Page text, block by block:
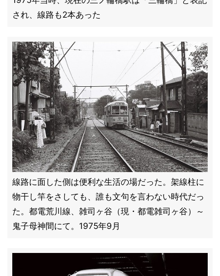
され、線路も2本あった
線路に面した側は便利な生活の場だった。架線柱に
物干し竿をさしても、誰も文句を言わない時代だっ
た。都電荒川線、雑司ヶ谷（現・都電雑司ヶ谷）～
鬼子母神間にて。1975年9月